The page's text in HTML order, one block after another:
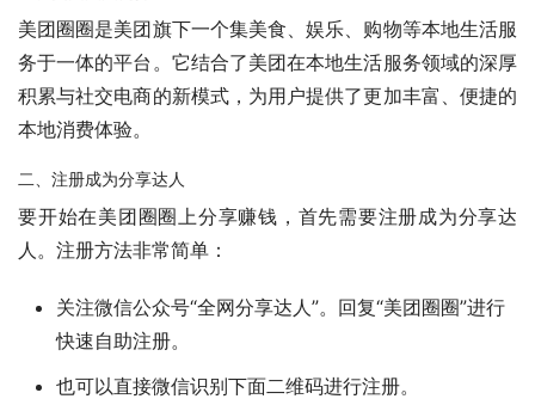
美团圈圈是美团旗下一个集美食、娱乐、购物等本地生活服
务于一体的平台。它结合了美团在本地生活服务领域的深厚
积累与社交电商的新模式，为用户提供了更加丰富、便捷的
本地消费体验。
二、注册成为分享达人
要开始在美团圈圈上分享赚钱，首先需要注册成为分享达
人。注册方法非常简单：
关注微信公众号“全网分享达人”。回复“美团圈圈”进行
快速自助注册。
也可以直接微信识别下面二维码进行注册。